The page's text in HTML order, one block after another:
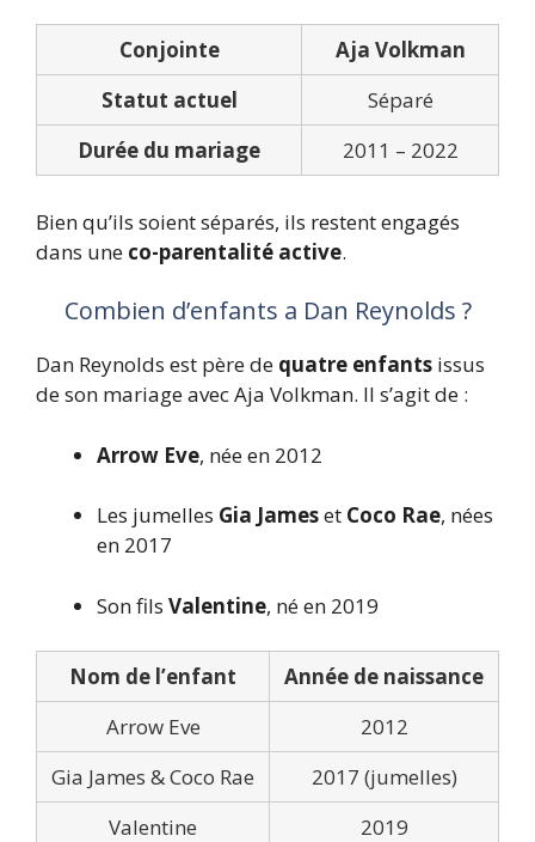
Conjointe
Aja Volkman
Statut actuel
Séparé
Durée du mariage
2011 – 2022
Bien qu’ils soient séparés, ils restent engagés
dans une co-parentalité active.
Combien d’enfants a Dan Reynolds ?
Dan Reynolds est père de quatre enfants issus
de son mariage avec Aja Volkman. Il s’agit de :
Arrow Eve, née en 2012
Les jumelles Gia Jameset Coco Rae, nées
en 2017
Son fils Valentine, né en 2019
Nom de l’enfant
Année de naissance
Arrow Eve
2012
Gia James & Coco Rae
2017 (jumelles)
Valentine
2019